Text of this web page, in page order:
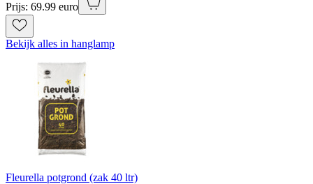
Prijs: 69.99 euro
Bekijk alles in hanglamp
Fleurella potgrond (zak 40 ltr)